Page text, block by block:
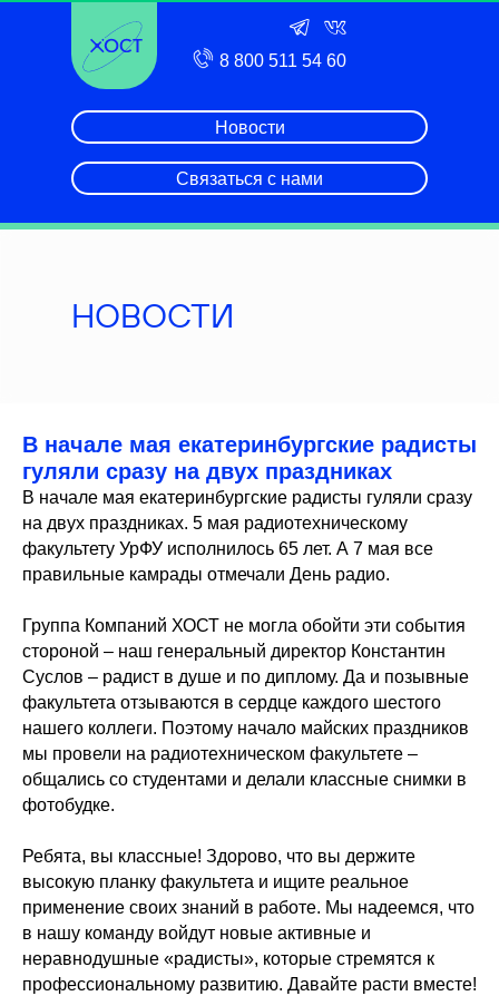
Связаться с нами
Новости
8 800 511 54 60
НОВОСТИ
В начале мая екатеринбургские радисты
гуляли сразу на двух праздниках
В начале мая екатеринбургские радисты гуляли сразу
на двух праздниках. 5 мая радиотехническому
факультету УрФУ исполнилось 65 лет. А 7 мая все
правильные камрады отмечали День радио.
Группа Компаний ХОСТ не могла обойти эти события
стороной – наш генеральный директор Константин
Суслов – радист в душе и по диплому. Да и позывные
факультета отзываются в сердце каждого шестого
нашего коллеги. Поэтому начало майских праздников
мы провели на радиотехническом факультете –
общались со студентами и делали классные снимки в
фотобудке.
Ребята, вы классные! Здорово, что вы держите
высокую планку факультета и ищите реальное
применение своих знаний в работе. Мы надеемся, что
в нашу команду войдут новые активные и
неравнодушные «радисты», которые стремятся к
профессиональному развитию. Давайте расти вместе!